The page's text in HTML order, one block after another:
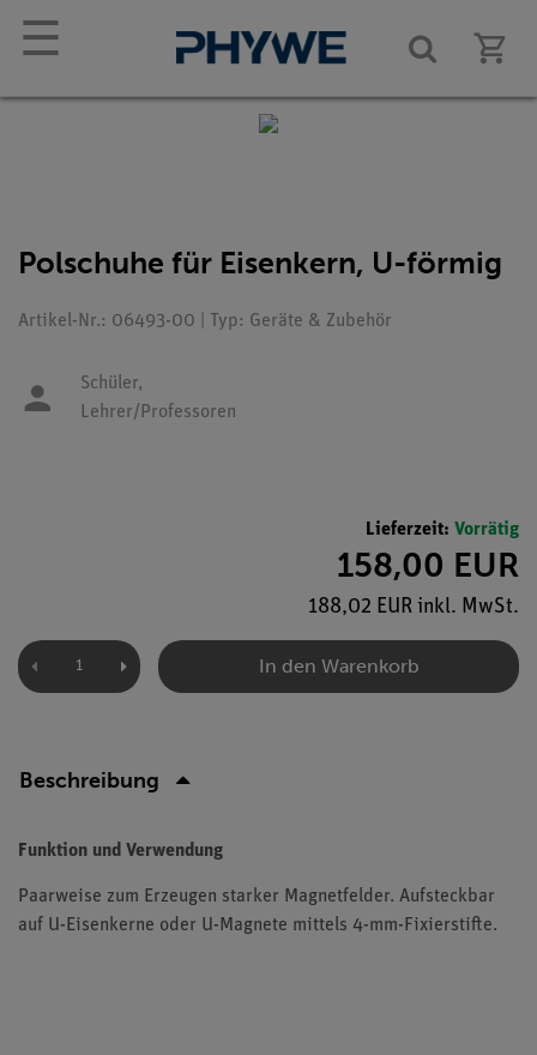
☰
Polschuhe für Eisenkern, U-förmig
Artikel-Nr.: 06493-00 | Typ: Geräte & Zubehör
Schüler,
Lehrer/Professoren
Lieferzeit: Vorrätig
158,00 EUR
188,02 EUR inkl. MwSt.
In den Warenkorb
Beschreibung
Funktion und Verwendung
Paarweise zum Erzeugen starker Magnetfelder. Aufsteckbar
auf U-Eisenkerne oder U-Magnete mittels 4-mm-Fixierstifte.